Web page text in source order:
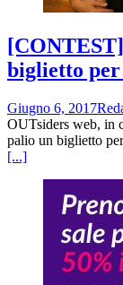
biglietto
Giugno 6, 2017
OUTsiders web, in
palio un biglietto
[...]